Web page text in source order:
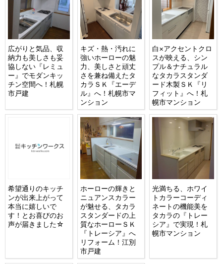
広がりと気品、収
納力も美しさも妥
協しない『レミュ
ー』でモダンキッ
チン空間へ！札幌
市戸建
キズ・熱・汚れに
強いホーローの魅
力、美しさと頑丈
さを兼ね備えたタ
カラＳＫ『エーデ
ル』へ！札幌市マ
ンション
白×アクセントクロ
スが映える、シン
プル＆ナチュラル
なタカラスタンダ
ード木製ＳＫ『リ
フィット』へ！札
幌市マンション
希望通りのキッチ
ンが出来上がって
本当に嬉しいで
す！とお喜びのお
声が届きました☆
ホーローの輝きと
ニュアンスカラー
が魅せる、タカラ
スタンダードの上
質なホーローＳＫ
『トレーシア』へ
リフォーム！江別
市戸建
光満ちる、ホワイ
トカラーコーディ
ネートの機能美を
タカラの『トレー
シア』で実現！札
幌市マンション